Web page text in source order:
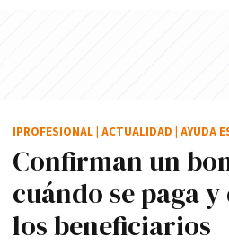
Confirman un
cuándo se paga
los beneficiarios
IPROFESIONAL ACTUALIDAD AYUDA